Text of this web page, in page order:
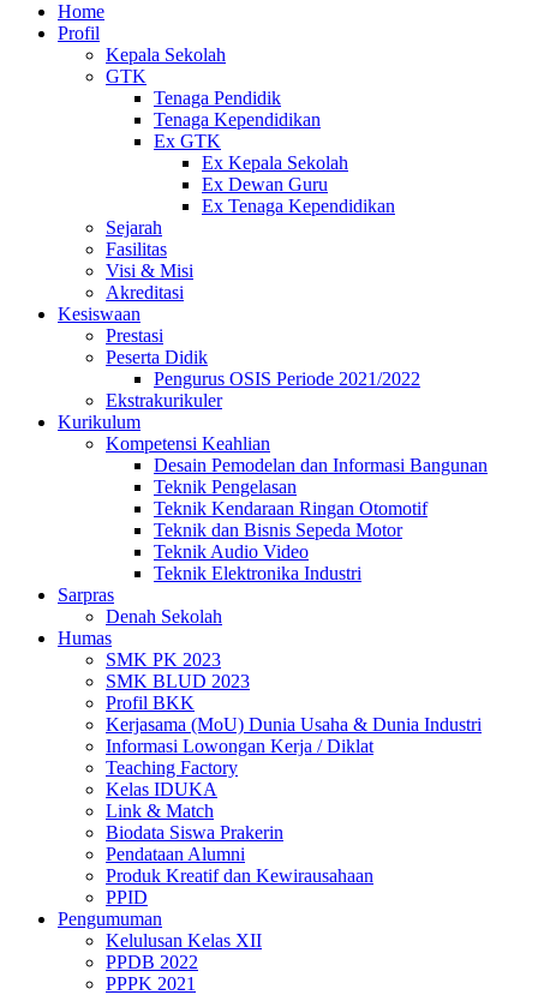
Home
Profil
Kepala Sekolah
GTK
Tenaga Pendidik
Tenaga Kependidikan
Ex GTK
Ex Kepala Sekolah
Ex Dewan Guru
Ex Tenaga Kependidikan
Sejarah
Fasilitas
Visi & Misi
Akreditasi
Kesiswaan
Prestasi
Peserta Didik
Pengurus OSIS Periode 2021/2022
Ekstrakurikuler
Kurikulum
Kompetensi Keahlian
Desain Pemodelan dan Informasi Bangunan
Teknik Pengelasan
Teknik Kendaraan Ringan Otomotif
Teknik dan Bisnis Sepeda Motor
Teknik Audio Video
Teknik Elektronika Industri
Sarpras
Denah Sekolah
Humas
SMK PK 2023
SMK BLUD 2023
Profil BKK
Kerjasama (MoU) Dunia Usaha & Dunia Industri
Informasi Lowongan Kerja / Diklat
Teaching Factory
Kelas IDUKA
Link & Match
Biodata Siswa Prakerin
Pendataan Alumni
Produk Kreatif dan Kewirausahaan
PPID
Pengumuman
Kelulusan Kelas XII
PPDB 2022
PPPK 2021